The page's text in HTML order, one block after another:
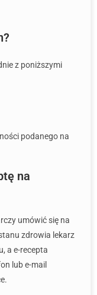
z poniższymi
podanego na
na
umówić się na
zdrowia lekarz
a e-recepta
lub e-mail